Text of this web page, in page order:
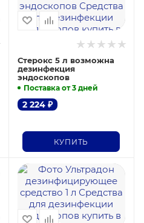
Стерокс 5 л возможна
дезинфекция
эндоскопов
Поставка от 3 дней
2 224₽
КУПИТЬ